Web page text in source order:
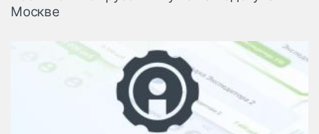
Москве